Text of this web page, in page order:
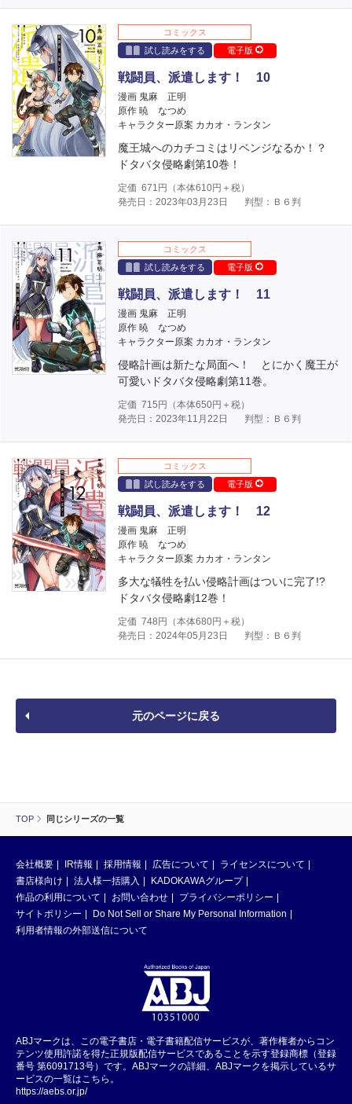
TOP 同じシリーズの一覧
コミックス
試し読みをする
電子版
戦闘員、派遣します！ 10
漫画 鬼麻 正明
原作 暁 なつめ
キャラクター原案 カカオ・ランタン
魔王城へのカチコミはリベンジなるか！？
ドタバタ侵略劇第10巻！
定価 671 円（本体610円＋税）
発売日：2023年03月23日
判型：Ｂ６判
コミックス
試し読みをする
電子版
戦闘員、派遣します！ 11
漫画 鬼麻 正明
原作 暁 なつめ
キャラクター原案 カカオ・ランタン
侵略計画は新たな局面へ！ とにかく魔王が
可愛いドタバタ侵略劇第11巻。
定価 715 円（本体650円＋税）
発売日：2023年11月22日
判型：Ｂ６判
コミックス
試し読みをする
電子版
戦闘員、派遣します！ 12
漫画 鬼麻 正明
原作 暁 なつめ
キャラクター原案 カカオ・ランタン
多大な犠牲を払い侵略計画はついに完了!?
ドタバタ侵略劇12巻！
定価 748 円（本体680円＋税）
発売日：2024年05月23日
判型：Ｂ６判
元のページに戻る
会社概要 IR情報 採用情報 広告について
ライセンスについて
書店様向け
法人様一括購入
KADOKAWAグループ
作品の利用について
お問い合わせ
プライバシーポリシー
サイトポリシー
Do Not Sell or Share My Personal Information
利用者情報の外部送信について
ABJマークは、この電子書店・電子書籍配信サービスが、著作権者からコン
テンツ使用許諾を得た正規版配信サービスであることを示す登録商標（登録
番号 第6091713号）です。ABJマークの詳細、ABJマークを掲示しているサ
ービスの一覧はこちら。
https://aebs.or.jp/